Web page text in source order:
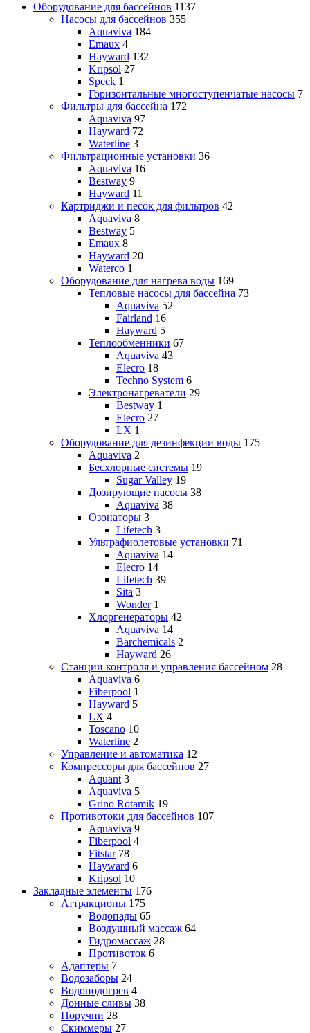
Оборудование для бассейнов 1137
Насосы для бассейнов 355
Aquaviva 184
Emaux 4
Hayward 132
Kripsol 27
Speck 1
Горизонтальные многоступенчатые насосы 7
Фильтры для бассейна 172
Aquaviva 97
Hayward 72
Waterline 3
Фильтрационные установки 36
Aquaviva 16
Bestway 9
Hayward 11
Картриджи и песок для фильтров 42
Aquaviva 8
Bestway 5
Emaux 8
Hayward 20
Waterco 1
Оборудование для нагрева воды 169
Тепловые насосы для бассейна 73
Aquaviva 52
Fairland 16
Hayward 5
Теплообменники 67
Aquaviva 43
Elecro 18
Techno System 6
Электронагреватели 29
Bestway 1
Elecro 27
LX 1
Оборудование для дезинфекции воды 175
Aquaviva 2
Бесхлорные системы 19
Sugar Valley 19
Дозирующие насосы 38
Aquaviva 38
Озонаторы 3
Lifetech 3
Ультрафиолетовые установки 71
Aquaviva 14
Elecro 14
Lifetech 39
Sita 3
Wonder 1
Хлоргенераторы 42
Aquaviva 14
Barchemicals 2
Hayward 26
Станции контроля и управления бассейном 28
Aquaviva 6
Fiberpool 1
Hayward 5
LX 4
Toscano 10
Waterline 2
Управление и автоматика 12
Компрессоры для бассейнов 27
Aquant 3
Aquaviva 5
Grino Rotamik 19
Противотоки для бассейнов 107
Aquaviva 9
Fiberpool 4
Fitstar 78
Hayward 6
Kripsol 10
Закладные элементы 176
Аттракционы 175
Водопады 65
Воздушный массаж 64
Гидромассаж 28
Противоток 6
Адаптеры 7
Водозаборы 24
Водоподогрев 4
Донные сливы 38
Поручни 28
Скиммеры 27